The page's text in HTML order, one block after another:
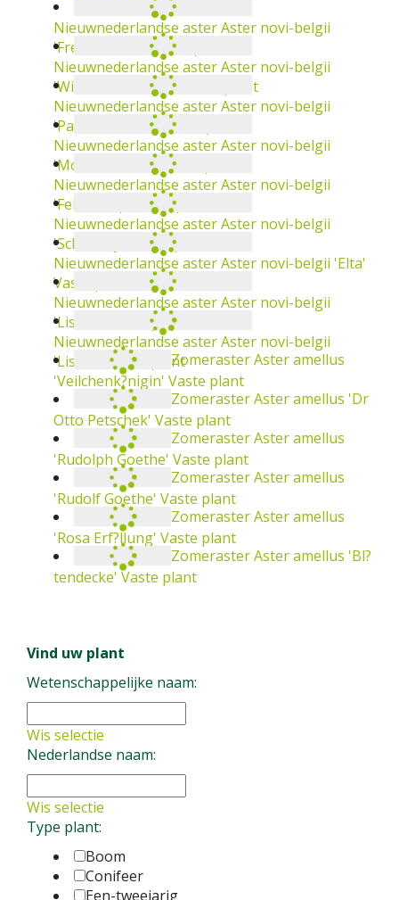
Nieuwnederlandse asterAster novi-belgii
'Freda Ballard'
Vaste plant
Nieuwnederlandse asterAster novi-belgii
'Winston Churchill'
Vaste plant
Nieuwnederlandse asterAster novi-belgii
'Patricia Ballard' Vaste plant
Nieuwnederlandse asterAster novi-belgii
'Mount Everest' Vaste plant
Nieuwnederlandse asterAster novi-belgii
'Fellowship'
Vaste plant
Nieuwnederlandse asterAster novi-belgii
'Schalkwijk'
Vaste plant
Nieuwnederlandse asterAster novi-belgii 'Elta'
Vaste plant
Nieuwnederlandse asterAster novi-belgii
'Lisette'
Vaste plant
Nieuwnederlandse asterAster novi-belgii
'Lisette'
Vaste plantZomerasterAster amellus
'Veilchenk?nigin' Vaste plant
ZomerasterAster amellus 'Dr
Otto Petschek' Vaste plant
ZomerasterAster amellus
'Rudolph Goethe' Vaste plant
ZomerasterAster amellus
'Rudolf Goethe' Vaste plant
ZomerasterAster amellus
'Rosa Erf?llung' Vaste plant
ZomerasterAster amellus 'Bl?
tendecke' Vaste plant
Vind uw plant
Wetenschappelijke naam:
Wis selectie
Nederlandse naam:
Wis selectie
Type plant:
Boom
Conifeer
Een-tweejarig